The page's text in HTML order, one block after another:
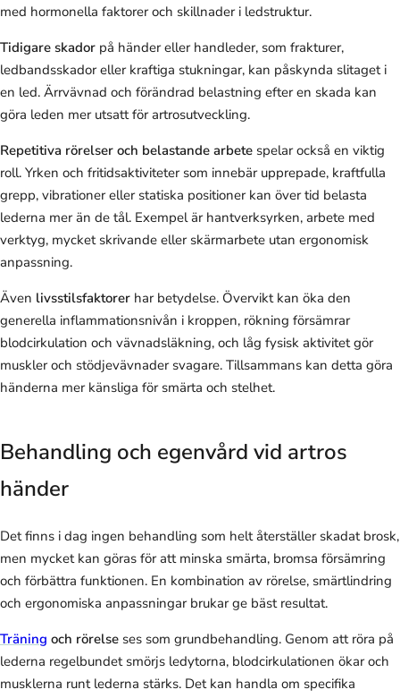
med hormonella faktorer och skillnader i ledstruktur.
Tidigare skador på händer eller handleder, som frakturer,
ledbandsskador eller kraftiga stukningar, kan påskynda slitaget i
en led. Ärrvävnad och förändrad belastning efter en skada kan
göra leden mer utsatt för artrosutveckling.
Repetitiva rörelser och belastande arbete spelar också en viktig
roll. Yrken och fritidsaktiviteter som innebär upprepade, kraftfulla
grepp, vibrationer eller statiska positioner kan över tid belasta
lederna mer än de tål. Exempel är hantverksyrken, arbete med
verktyg, mycket skrivande eller skärmarbete utan ergonomisk
anpassning.
Även livsstilsfaktorer har betydelse. Övervikt kan öka den
generella inflammationsnivån i kroppen, rökning försämrar
blodcirkulation och vävnadsläkning, och låg fysisk aktivitet gör
muskler och stödjevävnader svagare. Tillsammans kan detta göra
händerna mer känsliga för smärta och stelhet.
Behandling och egenvård vid artros
händer
Det finns i dag ingen behandling som helt återställer skadat brosk,
men mycket kan göras för att minska smärta, bromsa försämring
och förbättra funktionen. En kombination av rörelse, smärtlindring
och ergonomiska anpassningar brukar ge bäst resultat.
Träning och rörelse ses som grundbehandling. Genom att röra på
lederna regelbundet smörjs ledytorna, blodcirkulationen ökar och
musklerna runt lederna stärks. Det kan handla om specifika